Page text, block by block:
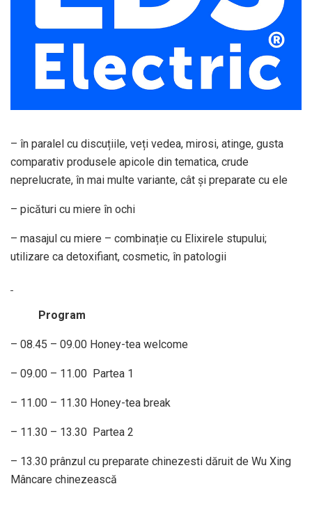
– în paralel cu discuțiile, veți vedea, mirosi, atinge, gusta
comparativ produsele apicole din tematica, crude
neprelucrate, în mai multe variante, cât și preparate cu ele
– picături cu miere în ochi
– masajul cu miere – combinație cu Elixirele stupului;
utilizare ca detoxifiant, cosmetic, în patologii
Program
– 08.45 – 09.00 Honey-tea welcome
– 09.00 – 11.00 Partea 1
– 11.00 – 11.30 Honey-tea break
– 11.30 – 13.30 Partea 2
– 13.30 prânzul cu preparate chinezesti dăruit de Wu Xing
Mâncare chinezească